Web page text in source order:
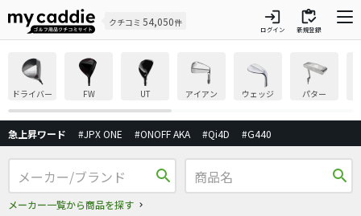
クチコミ 54,050件 login
ログイン
inventory
新規登録
ドライバー FW UT アイアン ウェッジ パター
急上昇ワード #JPX ONE #ONOFF AKA #Qi4D #G440
search
メーカー一覧から商品を探す
search